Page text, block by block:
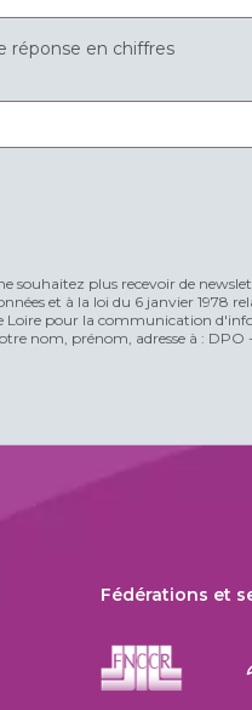
réponse en chiffres
souhaitez plus recevoir de
et à la loi du 6 janvier 1978
Loire pour la communication
nom, prénom, adresse à : DPO
Fédérations et